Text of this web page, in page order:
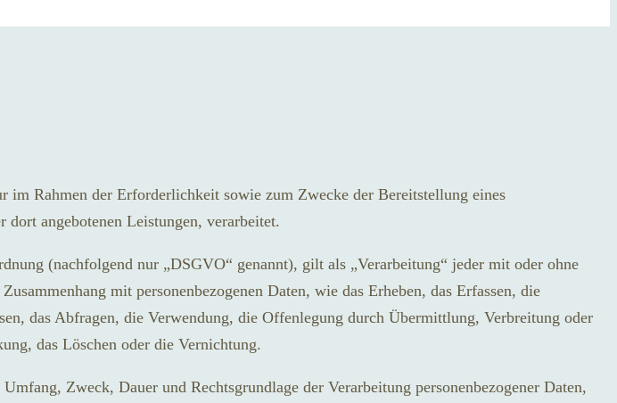
im Rahmen der Erforderlichkeit sowie zum Zwecke der Bereitstellung eines
angebotenen Leistungen, verarbeitet.
(nachfolgend nur „DSGVO“ genannt), gilt als „Verarbeitung“ jeder mit oder ohne
mit personenbezogenen Daten, wie das Erheben, das Erfassen, die
das Abfragen, die Verwendung, die Offenlegung durch Übermittlung, Verbreitung oder
das Löschen oder die Vernichtung.
Zweck, Dauer und Rechtsgrundlage der Verarbeitung personenbezogener Daten,